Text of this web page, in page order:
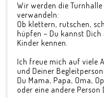
Wir werden die
verwandeln:
Ob klettern, rutschen,
hüpfen – Du kannst
Kinder kennen.
Ich freue mich auf viele
und Deiner
Du Mama, Papa, Oma,
oder eine andere